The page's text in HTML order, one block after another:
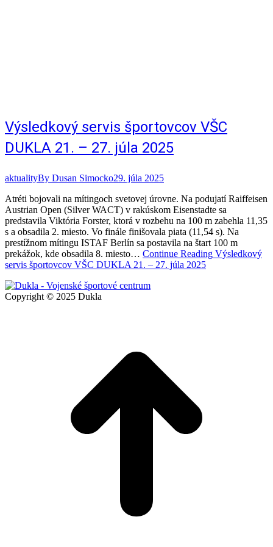
Výsledkový servis športovcov VŠC
DUKLA 21. – 27. júla 2025
aktualityBy Dusan Simocko29. júla 2025
Atréti bojovali na mítingoch svetovej úrovne. Na podujatí Raiffeisen
Austrian Open (Silver WACT) v rakúskom Eisenstadte sa
predstavila Viktória Forster, ktorá v rozbehu na 100 m zabehla 11,35
s a obsadila 2. miesto. Vo finále finišovala piata (11,54 s). Na
prestížnom mítingu ISTAF Berlín sa postavila na štart 100 m
prekážok, kde obsadila 8. miesto… Continue Reading Výsledkový
servis športovcov VŠC DUKLA 21. – 27. júla 2025
Copyright © 2025 Dukla